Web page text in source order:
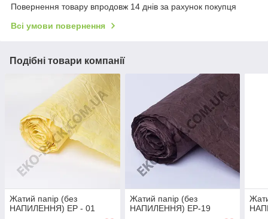
Повернення товару впродовж 14 днів за рахунок покупця
Всі умови повернення
Подібні товари компанії
Жатий папір (без
НАПИЛЕННЯ) ЕР - 01
Жатий папір (без
НАПИЛЕННЯ) ЕР-19